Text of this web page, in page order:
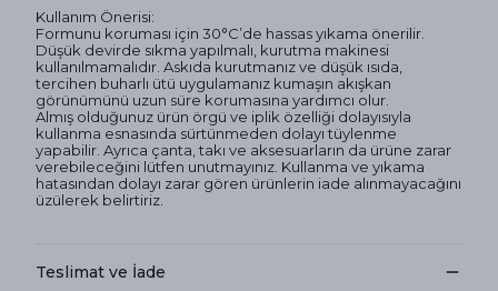
Kullanım Önerisi:
Formunu koruması için 30°C’de hassas yıkama önerilir.
Düşük devirde sıkma yapılmalı, kurutma makinesi
kullanılmamalıdır. Askıda kurutmanız ve düşük ısıda,
tercihen buharlı ütü uygulamanız kumaşın akışkan
görünümünü uzun süre korumasına yardımcı olur.
Almış olduğunuz ürün örgü ve iplik özelliği dolayısıyla
kullanma esnasında sürtünmeden dolayı tüylenme
yapabilir. Ayrıca çanta, takı ve aksesuarların da ürüne zarar
verebileceğini lütfen unutmayınız. Kullanma ve yıkama
hatasından dolayı zarar gören ürünlerin iade alınmayacağını
üzülerek belirtiriz.
Teslimat ve İade